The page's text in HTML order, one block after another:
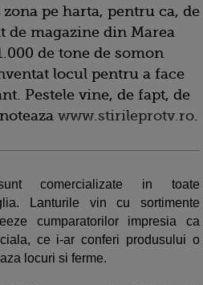
pe harta, pentru ca, de
de magazine din Marea
de tone de somon
locul pentru a face
Pestele vine, de fapt, de
www.stirileprotv.ro.
comercializate in toate
Lanturile vin cu sortimente
cumparatorilor impresia ca
ce i-ar conferi produsului o
locuri si ferme.